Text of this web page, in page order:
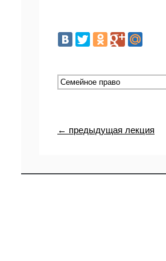
← предыдущая лекция